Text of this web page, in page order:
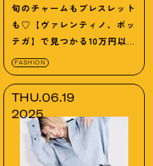
旬のチャームもブレスレット
も♡【ヴァレンティノ、ボッ
テガ】で見つかる10万円以
下の逸品4選
FASHION
THU.06.19
2025